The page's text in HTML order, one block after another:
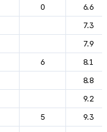
0
6.6
7.3
7.9
6
8.1
8.8
9.2
5
9.3